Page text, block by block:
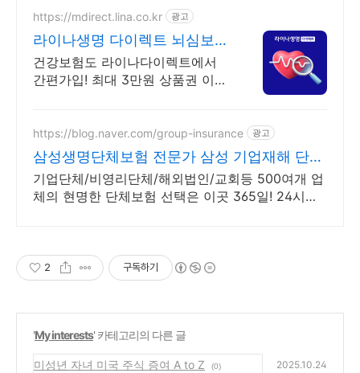
https://mdirect.lina.co.kr 광고
라이나생명 다이렉트 뇌심보험
최대 3만원 상품권 증정
건강보험도 라이나다이렉트에서
간편가입! 최대 3만원 상품권 이벤
https://blog.naver.com/group-insurance 광고
삼성생명단체보험 전문가 삼성 기업재해 단체
보장보험
기업단체/비영리단체/해외법인/교회등 500여개 업
체의 현명한 단체보험 선택은 이곳 365일! 24시간!
2 구독하기
'My interests' 카테고리의 다른 글
미성년 자녀 미국 주식 증여 A to Z (0) 2025.10.24